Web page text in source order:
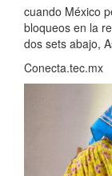
cuando México
bloqueos en la
dos sets abajo,
Conecta.tec.mx